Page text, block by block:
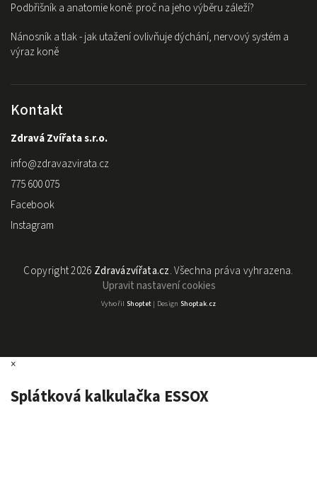
Podbřišník a anatomie koně: proč na jeho výběru záleží?
Nánosník a tlak - jak utažení ovlivňuje dýchání, nervový systém a
výraz koně
Kontakt
Zdravá Zvířata s.r.o.
info@zdravazvirata.cz
775 600 075
Facebook
Instagram
Copyright 2026 Zdravázvířata.cz. Všechna práva vyhrazena.
Upravit nastavení cookies
Vytvořil Shoptet| Design Shoptak.cz
×
Splátková kalkulačka ESSOX